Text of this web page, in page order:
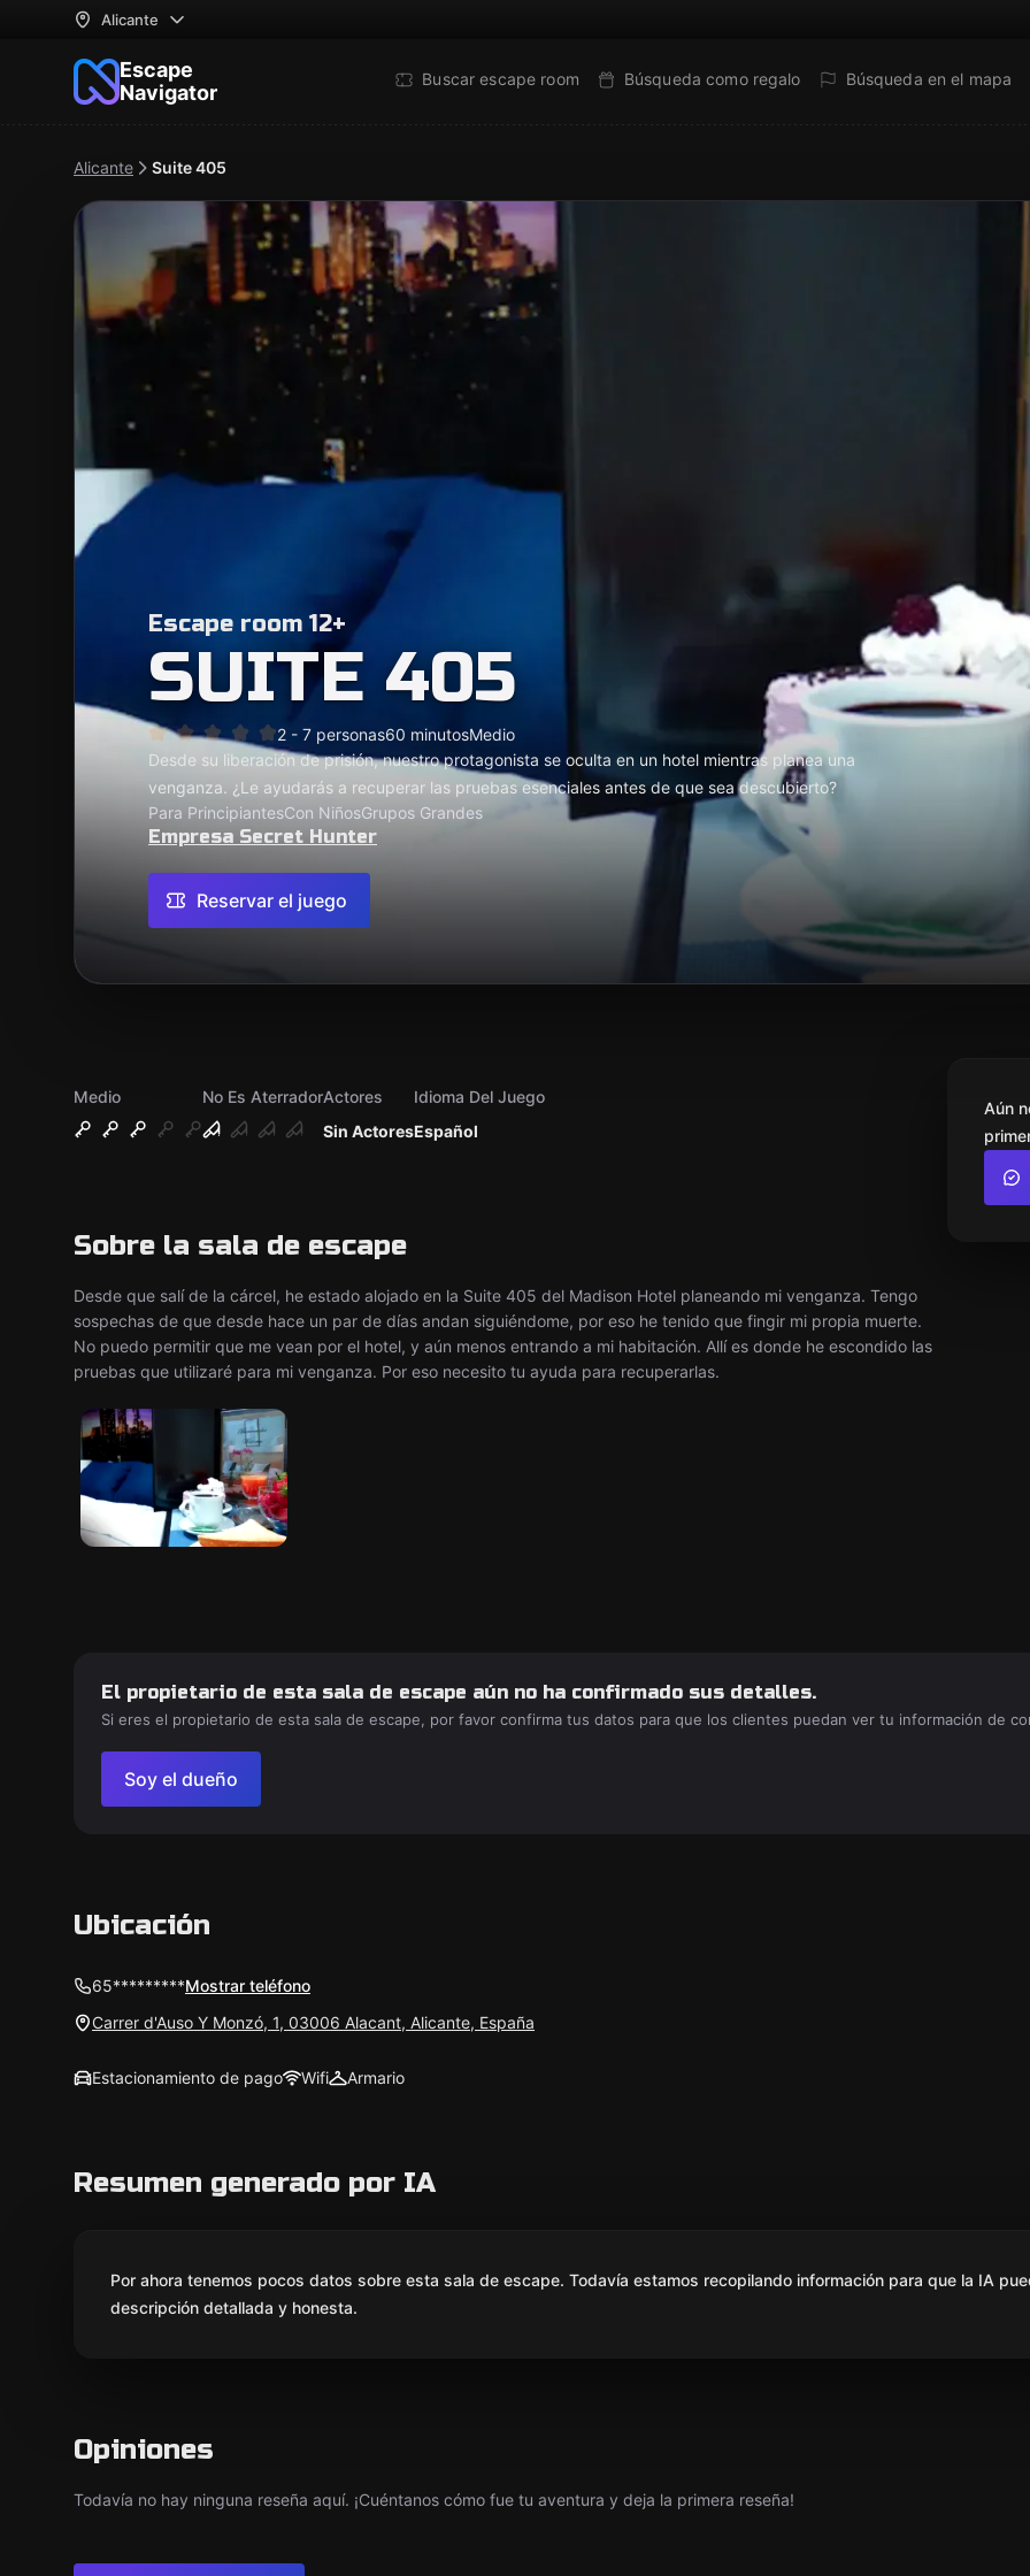
Alicante
Escape
Navigator
Buscar escape room Búsqueda como regalo Búsqueda en el mapa
Alicante Suite 405
Escape room 12+
SUITE 405
2 - 7 personas60 minutosMedio
Desde su liberación de prisión, nuestro protagonista se oculta en un hotel mientras planea una
venganza. ¿Le ayudarás a recuperar las pruebas esenciales antes de que sea descubierto?
Para PrincipiantesCon NiñosGrupos Grandes
Empresa Secret Hunter
Reservar el juego
Medio
No Es Aterrador
Sin Actores
Actores
Español
Idioma Del Juego
Sobre la sala de escape
Desde que salí de la cárcel, he estado alojado en la Suite 405 del Madison Hotel planeando mi venganza. Tengo
sospechas de que desde hace un par de días andan siguiéndome, por eso he tenido que fingir mi propia muerte.
No puedo permitir que me vean por el hotel, y aún menos entrando a mi habitación. Allí es donde he escondido las
pruebas que utilizaré para mi venganza. Por eso necesito tu ayuda para recuperarlas.
Aún
El propietario de esta sala de escape aún no ha confirmado sus detalles.
Si eres el propietario de esta sala de escape, por favor confirma tus datos para que los clientes puedan ver tu información de
Soy el dueño
Ubicación
65*********Mostrar teléfono
Carrer d'Auso Y Monzó, 1, 03006 Alacant, Alicante, España
Estacionamiento de pago Wifi Armario
Resumen generado por IA
Por ahora tenemos pocos datos sobre esta sala de escape. Todavía estamos recopilando información para que la IA
descripción detallada y honesta.
Opiniones
Todavía no hay ninguna reseña aquí. ¡Cuéntanos cómo fue tu aventura y deja la primera reseña!